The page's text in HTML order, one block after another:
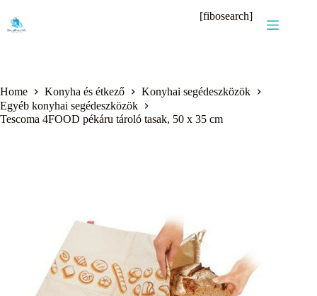
content
[fibosearch]
Home Konyha és étkező
Konyhai segédeszközök
Egyéb konyhai segédeszközök
Tescoma 4FOOD pékáru tároló tasak, 50 x 35 cm